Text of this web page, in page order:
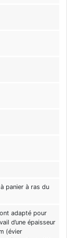
à panier à ras du
adapté pour
d’une épaisseur
(évier